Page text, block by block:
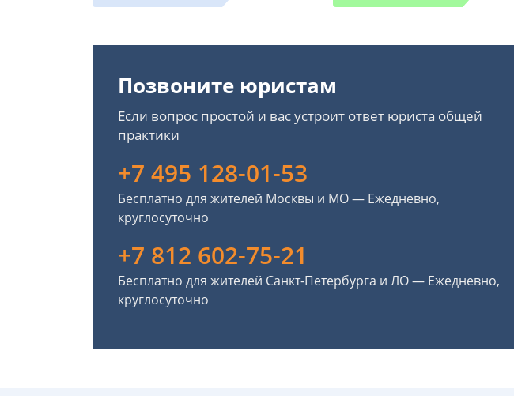
Позвоните юристам
Если вопрос простой и вас устроит ответ юриста общей
практики
+7 495 128-01-53
Бесплатно для жителей Москвы и МО — Ежедневно,
круглосуточно
+7 812 602-75-21
Бесплатно для жителей Санкт-Петербурга и ЛО — Ежедневно,
круглосуточно